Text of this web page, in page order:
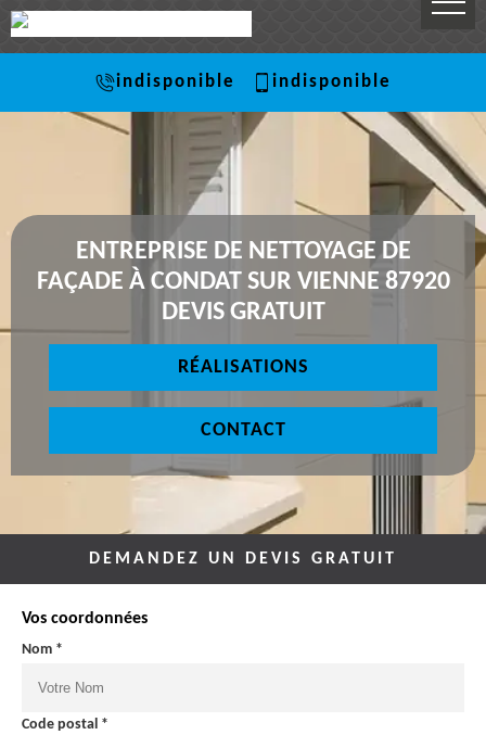
indisponible indisponible
ENTREPRISE DE NETTOYAGE DE
FAÇADE À CONDAT SUR VIENNE 87920
DEVIS GRATUIT
RÉALISATIONS
CONTACT
DEMANDEZ UN DEVIS GRATUIT
Vos coordonnées
Nom *
Code postal *